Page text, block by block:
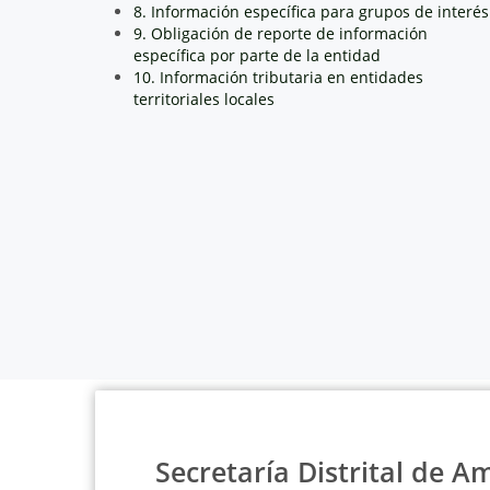
8. Información específica para grupos de interés
9. Obligación de reporte de información
específica por parte de la entidad
10. Información tributaria en entidades
territoriales locales
Secretaría Distrital de